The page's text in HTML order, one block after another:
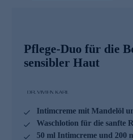
Pflege-Duo für die
sensibler Haut
Intimcreme mit Mandelöl
Waschlotion für die sanfte
50 ml Intimcreme und 200